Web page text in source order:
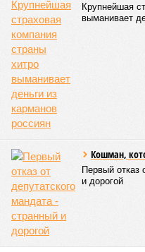
оснований для
та соответствует
две недели губернатор
прокомментировать
развозе по дворам чистой
видимо, лишь после того,
ему объяснили: дескать,
начнутся эпидемии и
придётся всерьёз. В
выборов ему найдут
Тюмени будут вряд ли.
Александр Ильтяков,
Россия). Женщина – друг